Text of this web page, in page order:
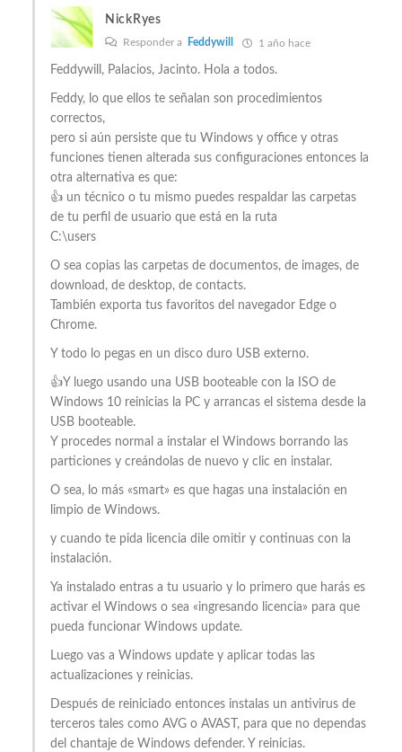
NickRyes
Responder a Feddywill 1 año hace
Feddywill, Palacios, Jacinto. Hola a todos.
Feddy, lo que ellos te señalan son procedimientos
correctos,
pero si aún persiste que tu Windows y office y otras
funciones tienen alterada sus configuraciones entonces la
otra alternativa es que:
👍 un técnico o tu mismo puedes respaldar las carpetas
de tu perfil de usuario que está en la ruta
C:\users
O sea copias las carpetas de documentos, de images, de
download, de desktop, de contacts.
También exporta tus favoritos del navegador Edge o
Chrome.
Y todo lo pegas en un disco duro USB externo.
👍Y luego usando una USB booteable con la ISO de
Windows 10 reinicias la PC y arrancas el sistema desde la
USB booteable.
Y procedes normal a instalar el Windows borrando las
particiones y creándolas de nuevo y clic en instalar.
O sea, lo más «smart» es que hagas una instalación en
limpio de Windows.
y cuando te pida licencia dile omitir y continuas con la
instalación.
Ya instalado entras a tu usuario y lo primero que harás es
activar el Windows o sea «ingresando licencia» para que
pueda funcionar Windows update.
Luego vas a Windows update y aplicar todas las
actualizaciones y reinicias.
Después de reiniciado entonces instalas un antivirus de
terceros tales como AVG o AVAST, para que no dependas
del chantaje de Windows defender. Y reinicias.